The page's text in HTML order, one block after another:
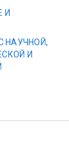
И
НАУЧНОЙ,
И